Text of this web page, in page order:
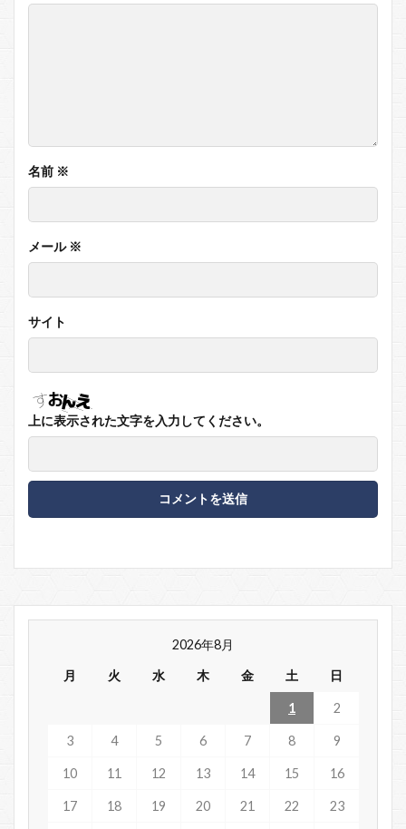
名前 ※
メール ※
サイト
上に表示された文字を入力してください。
2026年8月
月
火 水 木 金 土 日
1 2
3 4 5 6 7 8 9
10 11 12 13 14 15 16
17 18 19 20 21 22 23